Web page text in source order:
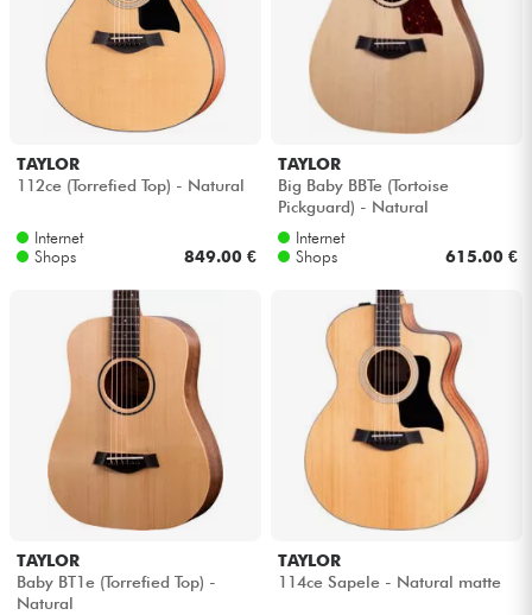
TAYLOR
112ce (Torrefied Top) - Natural
Internet
Shops
849.00 €
TAYLOR
Big Baby BBTe (Tortoise
Pickguard) - Natural
Internet
Shops
615.00 €
TAYLOR
Baby BT1e (Torrefied Top) -
Natural
TAYLOR
114ce Sapele - Natural matte